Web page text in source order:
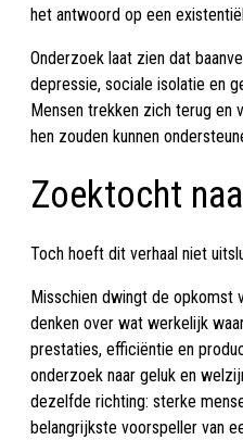
het antwoord op een
Onderzoek laat zien dat
depressie, sociale isolatie en
Mensen trekken zich terug en
hen zouden kunnen
Zoektocht
Toch hoeft dit verhaal niet
Misschien dwingt de opkomst
denken over wat werkelijk
prestaties, efficiëntie en
onderzoek naar geluk en
dezelfde richting: sterke
belangrijkste voorspeller van